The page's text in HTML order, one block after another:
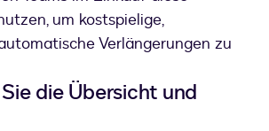
um kostspielige,
Verlängerungen zu
die Übersicht und